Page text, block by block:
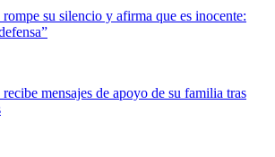
su silencio y afirma que es inocente:
mensajes de apoyo de su familia tras